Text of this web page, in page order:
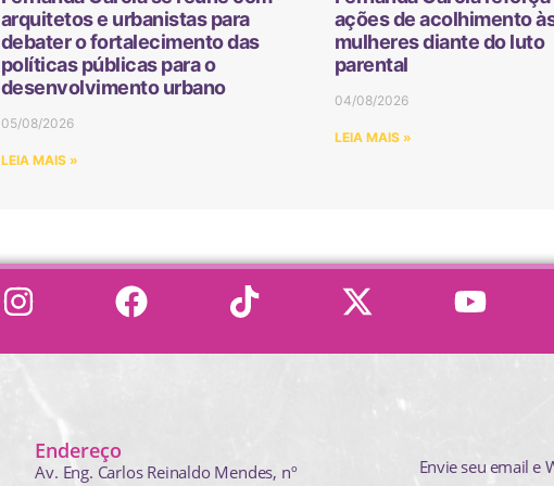
arquitetos e urbanistas para
debater o fortalecimento das
políticas públicas para o
desenvolvimento urbano
05/08/2026
LEIA MAIS »
ações de acolhimento
mulheres diante do luto
parental
04/08/2026
LEIA MAIS »
Endereço
Av. Eng. Carlos Reinaldo Mendes, nº
Envie seu email e